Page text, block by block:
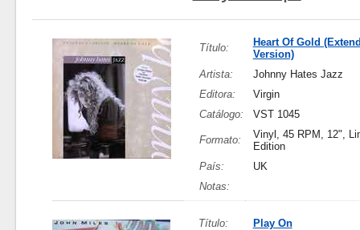
Título:
Heart Of Gold
Version)
Artista:
Johnny Hates Jazz
Editora:
Virgin
Catálogo:
VST 1045
Formato:
Vinyl, 45 RPM, 12",
Edition
País:
UK
Notas:
Título:
Play On